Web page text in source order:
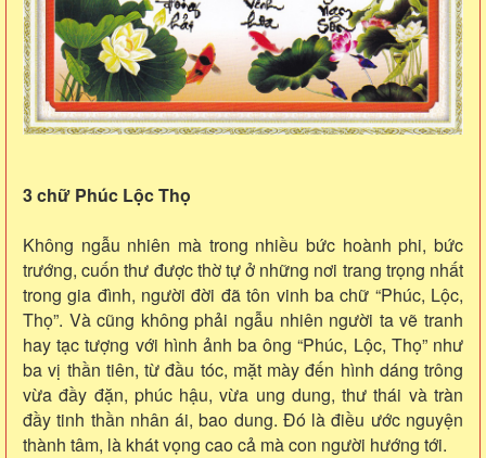
3 chữ Phúc Lộc Thọ
Không ngẫu nhiên mà trong nhiều bức hoành phi, bức
trướng, cuốn thư được thờ tự ở những nơi trang trọng nhất
trong gia đình, người đời đã tôn vinh ba chữ “Phúc, Lộc,
Thọ”. Và cũng không phải ngẫu nhiên người ta vẽ tranh
hay tạc tượng với hình ảnh ba ông “Phúc, Lộc, Thọ” như
ba vị thần tiên, từ đầu tóc, mặt mày đến hình dáng trông
vừa đầy đặn, phúc hậu, vừa ung dung, thư thái và tràn
đầy tinh thần nhân ái, bao dung. Đó là điều ước nguyện
thành tâm, là khát vọng cao cả mà con người hướng tới.